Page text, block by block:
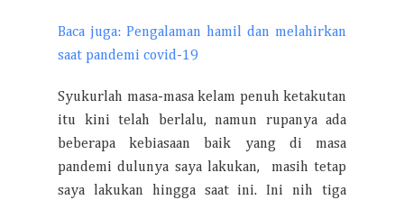
Baca juga: Pengalaman hamil dan melahirkan
saat pandemi covid-19
Syukurlah masa-masa kelam penuh ketakutan
itu kini telah berlalu, namun rupanya ada
beberapa kebiasaan baik yang di masa
pandemi dulunya saya lakukan, masih tetap
saya lakukan hingga saat ini. Ini nih tiga